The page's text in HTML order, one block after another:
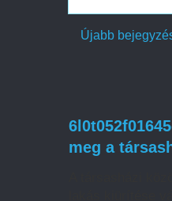
Újabb
meg a